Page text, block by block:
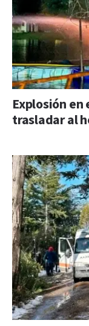
Explosión
trasladar al